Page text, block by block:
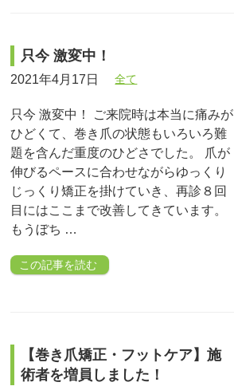
只今 激変中！
2021年4月17日 全て
只今 激変中！ ご来院時は本当に痛みが
ひどくて、巻き爪の状態もいろいろ難
題を含んだ重度のひどさでした。 爪が
伸びるペースに合わせながらゆっくり
じっくり矯正を掛けていき、再診８回
目にはここまで改善してきています。
もうぼち …
この記事を読む
【巻き爪矯正・フットケア】施
術者を増員しました！